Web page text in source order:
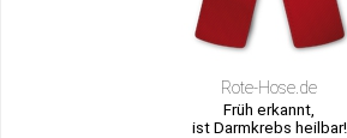
Rote-Hose.de
Früh erkannt,
ist Darmkrebs heilbar!